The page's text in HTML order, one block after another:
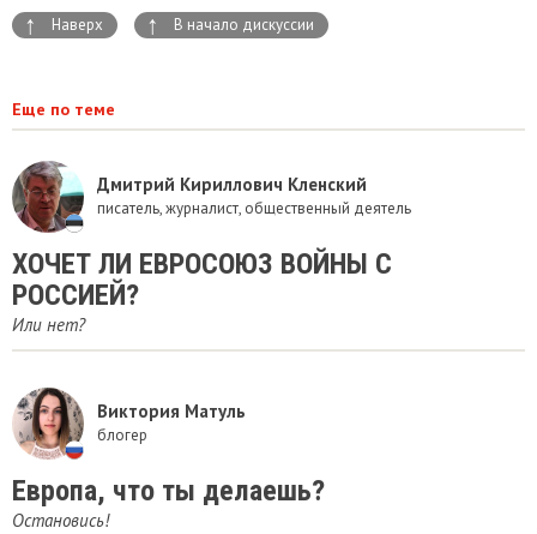
↑ Наверх ↑ В начало дискуссии
Еще по теме
Дмитрий Кириллович Кленский
писатель, журналист, общественный деятель
ХОЧЕТ ЛИ ЕВРОСОЮЗ ВОЙНЫ С
РОССИЕЙ?
Или нет?
Виктория Матуль
блогер
Европа, что ты делаешь?
Остановись!